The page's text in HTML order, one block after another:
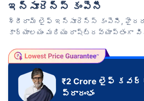
ఇన్సూరెన్స్ కంపెనీ
శ్రీరామ్ లైఫ్ ఇన్సూరెన్స్ కంపెనీ,
కార్యాలయం మరియు రాష్ట్రవ్యాప్తంగా
₹2 Crore లైఫ్ కవర్
ప్రారంభం